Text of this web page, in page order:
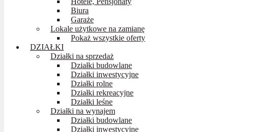
Biura
Garaże
Lokale użytkowe na zamianę
Pokaż wszystkie oferty
DZIAŁKI
Działki na sprzedaż
Działki budowlane
Działki inwestycyjne
Działki rolne
Działki rekreacyjne
Działki leśne
Działki na wynajem
Działki budowlane
Działki inwestycyjne